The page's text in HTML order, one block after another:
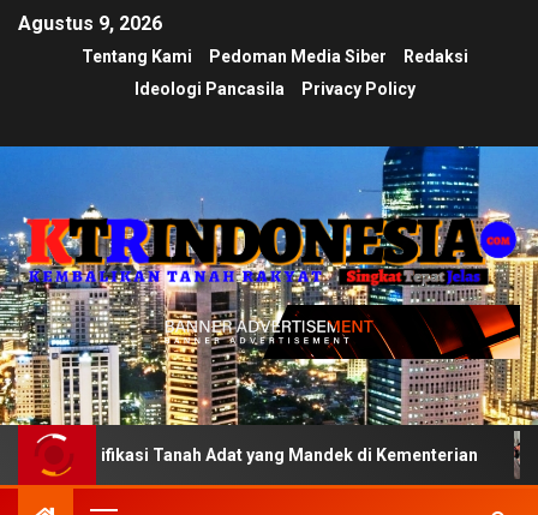
Agustus 9, 2026
Tentang Kami Pedoman Media Siber
Redaksi
Ideologi Pancasila
Privacy Policy
Tanah Adat yang Mandek di Kementerian Ujian